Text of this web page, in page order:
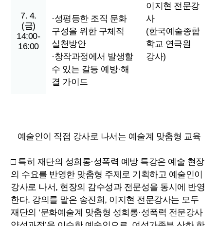
7. 4.
(금)
14:00-
16:00
·성평등한 조직 문화
구성을 위한 구체적
실천방안
·창작과정에서 발생할
수 있는 갈등 예방·해
결 가이드
이지현 전문강
사
(한국예술종합
학교 연극원
강사)
예술인이 직접 강사로 나서는 예술계 맞춤형 교육
□ 특히 재단의 성희롱·성폭력 예방 특강은 예술 현장
의 수요를 반영한 맞춤형 주제로 기획하고 예술인이
강사로 나서, 현장의 감수성과 전문성을 동시에 반영
한다. 강의를 맡은 송진희, 이지현 전문강사는 모두
재단의 ‘문화예술계 맞춤형 성희롱·성폭력 전문강사